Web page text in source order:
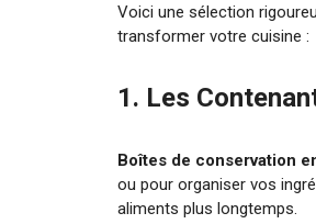
Voici une sélection
transformer votre cuisine :
1. Les
Boîtes de conservation
ou pour organiser vos
aliments plus longtemps.